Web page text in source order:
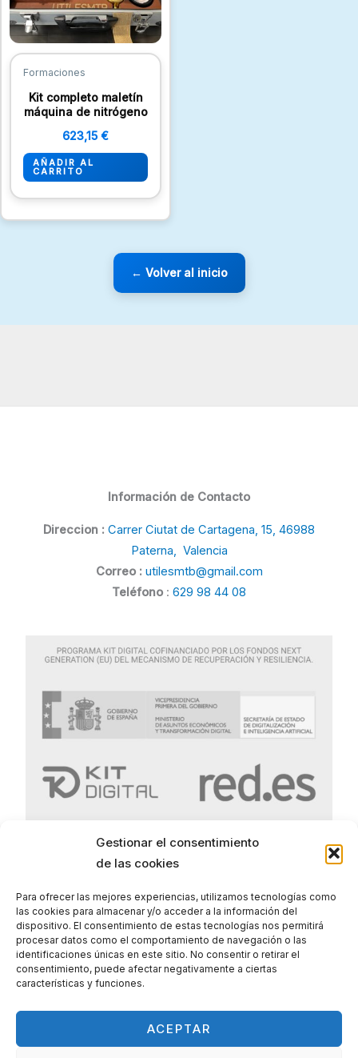
Gestionar el consentimiento
de las cookies
Para ofrecer las mejores experiencias, utilizamos tecnologías como
las cookies para almacenar y/o acceder a la información del
dispositivo. El consentimiento de estas tecnologías nos permitirá
procesar datos como el comportamiento de navegación o las
identificaciones únicas en este sitio. No consentir o retirar el
consentimiento, puede afectar negativamente a ciertas
características y funciones.
ACEPTAR
Formaciones
Kit completo maletín
máquina de nitrógeno
623,15 €
AÑADIR AL
CARRITO
← Volver al inicio
Información de Contacto
Direccion : Carrer Ciutat de Cartagena, 15, 46988
Paterna, Valencia
Correo : utilesmtb@gmail.com
Teléfono : 629 98 44 08
Politica de Privacidad
Politica de Cookies
Aviso legal